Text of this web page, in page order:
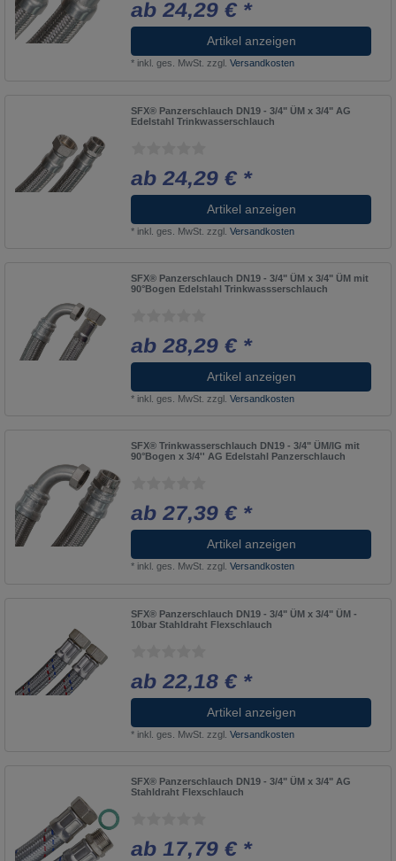
ab 24,29 € *
Artikel anzeigen
* inkl. ges. MwSt. zzgl.Versandkosten
SFX® Panzerschlauch DN19 - 3/4" ÜM x 3/4" AG
Edelstahl Trinkwasserschlauch
ab 24,29 € *
Artikel anzeigen
* inkl. ges. MwSt. zzgl.Versandkosten
SFX® Panzerschlauch DN19 - 3/4" ÜM x 3/4" ÜM mit
90°Bogen Edelstahl Trinkwassserschlauch
ab 28,29 € *
Artikel anzeigen
* inkl. ges. MwSt. zzgl.Versandkosten
SFX® Trinkwasserschlauch DN19 - 3/4" ÜM/IG mit
90°Bogen x 3/4'' AG Edelstahl Panzerschlauch
ab 27,39 € *
Artikel anzeigen
* inkl. ges. MwSt. zzgl.Versandkosten
SFX® Panzerschlauch DN19 - 3/4" ÜM x 3/4" ÜM -
10bar Stahldraht Flexschlauch
ab 22,18 € *
Artikel anzeigen
* inkl. ges. MwSt. zzgl.Versandkosten
SFX® Panzerschlauch DN19 - 3/4" ÜM x 3/4" AG
Stahldraht Flexschlauch
ab 17,79 € *